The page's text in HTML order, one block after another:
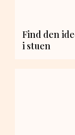
Find den
i stuen